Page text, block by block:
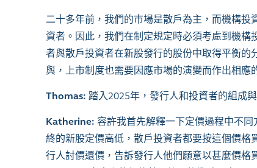
二十多年前，我們的市場是散戶為主，而機構
資者。因此，我們在制定規定時必須考慮到機
者與散戶投資者在新股發行的股份中取得平衡
與，上市制度也需要因應市場的演變而作出相應
Thomas: 踏入2025年，發行人和投資者的組成
Katherine: 容許我首先解釋一下定價過程中不
終的新股定價高低，散戶投資者都要按這個價
行人討價還價，告訴發行人他們願意以甚麼價